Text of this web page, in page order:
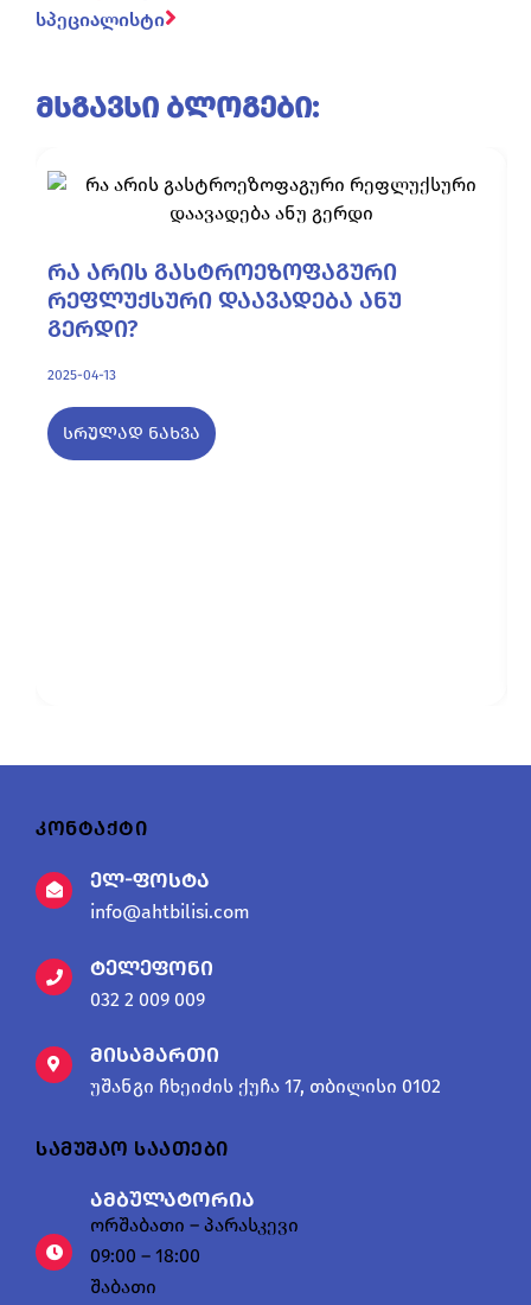
სპეციალისტი
მსგავსი ბლოგები:
რა არის გასტროეზოფაგური
რეფლუქსური დაავადება ანუ
გერდი?
2025-04-13
სრულად ნახვა
კონტაქტი
ელ-ფოსტა
info@ahtbilisi.com
ტელეფონი
032 2 009 009
მისამართი
უშანგი ჩხეიძის ქუჩა 17, თბილისი 0102
სამუშაო საათები
ამბულატორია
ორშაბათი – პარასკევი
09:00 – 18:00
შაბათი